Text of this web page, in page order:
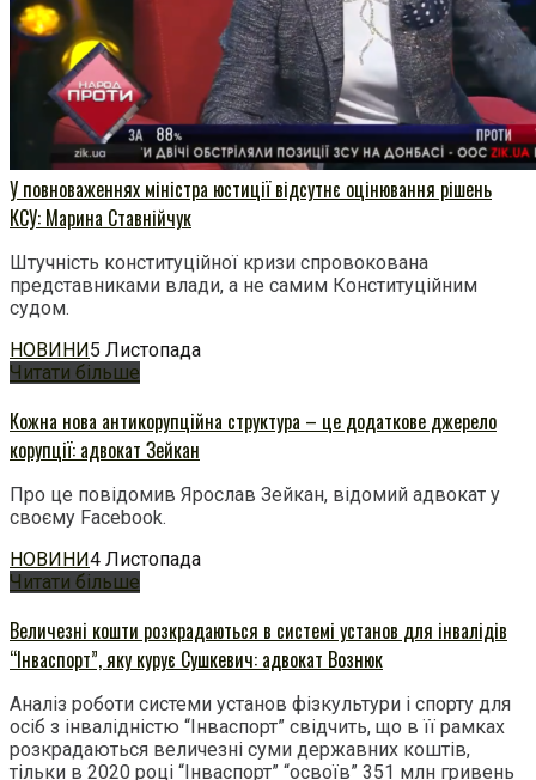
У повноваженнях міністра юстиції відсутнє оцінювання рішень
КСУ: Марина Ставнійчук
Штучність конституційної кризи спровокована
представниками влади, а не самим Конституційним
судом.
НОВИНИ5 Листопада
Читати більше
Кожна нова антикорупційна структура – це додаткове джерело
корупції: адвокат Зейкан
Про це повідомив Ярослав Зейкан, відомий адвокат у
своєму Facebook.
НОВИНИ4 Листопада
Читати більше
Величезні кошти розкрадаються в системі установ для інвалідів
“Інваспорт”, яку курує Сушкевич: адвокат Вознюк
Аналіз роботи системи установ фізкультури і спорту для
осіб з інвалідністю “Інваспорт” свідчить, що в її рамках
розкрадаються величезні суми державних коштів,
тільки в 2020 році “Інваспорт” “освоїв” 351 млн гривень